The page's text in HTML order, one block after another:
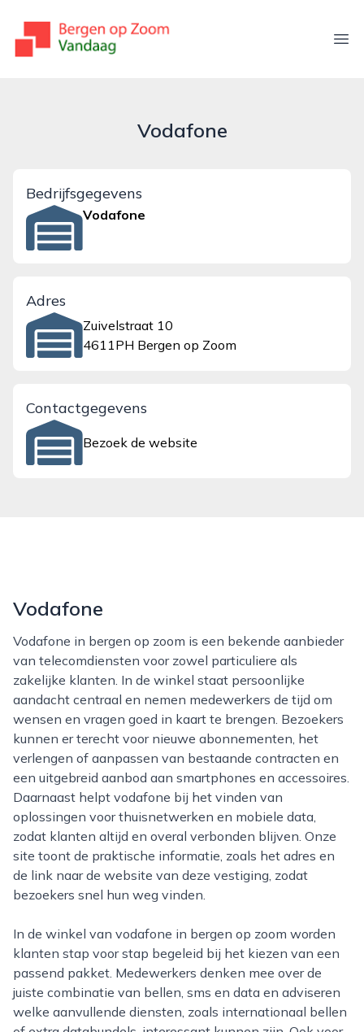
bergenopzoomvandaag.nl
Vodafone
Bedrijfsgegevens
Vodafone
Adres
Zuivelstraat 10
4611PH Bergen op Zoom
Contactgegevens
Bezoek de website
Vodafone
Vodafone in bergen op zoom is een bekende aanbieder
van telecomdiensten voor zowel particuliere als
zakelijke klanten. In de winkel staat persoonlijke
aandacht centraal en nemen medewerkers de tijd om
wensen en vragen goed in kaart te brengen. Bezoekers
kunnen er terecht voor nieuwe abonnementen, het
verlengen of aanpassen van bestaande contracten en
een uitgebreid aanbod aan smartphones en accessoires.
Daarnaast helpt vodafone bij het vinden van
oplossingen voor thuisnetwerken en mobiele data,
zodat klanten altijd en overal verbonden blijven. Onze
site toont de praktische informatie, zoals het adres en
de link naar de website van deze vestiging, zodat
bezoekers snel hun weg vinden.
In de winkel van vodafone in bergen op zoom worden
klanten stap voor stap begeleid bij het kiezen van een
passend pakket. Medewerkers denken mee over de
juiste combinatie van bellen, sms en data en adviseren
welke aanvullende diensten, zoals internationaal bellen